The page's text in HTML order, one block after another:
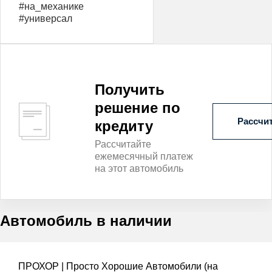
#на_механике
#универсал
Получить
решение по
кредиту
Рассчитайте
ежемесячный платеж
на этот автомобиль
Автомобиль в наличии
ПРОХОР | Просто Хорошие Автомобили (на